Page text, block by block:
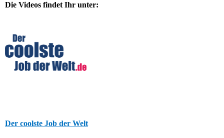
Die Videos findet Ihr unter:
Der coolste Job der Welt